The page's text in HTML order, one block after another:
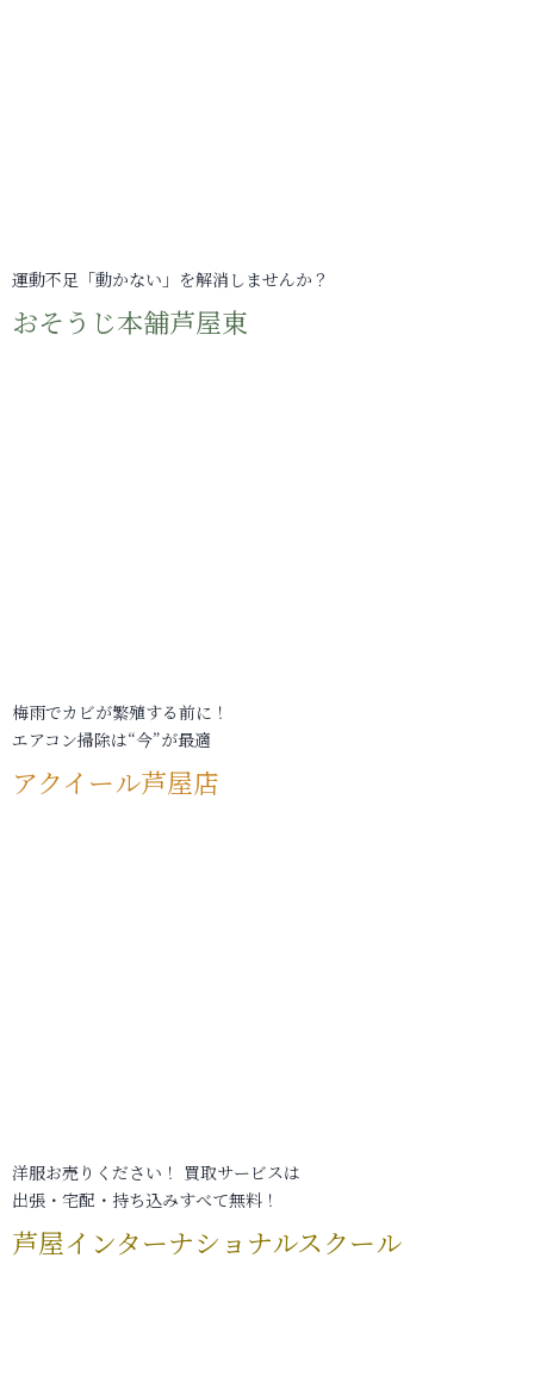
運動不足「動かない」を解消しませんか？
おそうじ本舗芦屋東
梅雨でカビが繁殖する前に！
エアコン掃除は“今”が最適
アクイール芦屋店
洋服お売りください！ 買取サービスは
出張・宅配・持ち込みすべて無料！
芦屋インターナショナルスクール